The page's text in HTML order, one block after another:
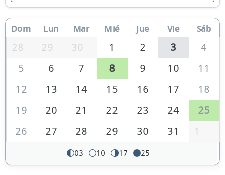
Dom Lun Mar Mié Jue Vie Sáb
28 29 30 1 2 3
4
5
6 7 8 9 10
11
12
13 14 15 16 17
18
19
20 21 22 23 24
25
26
27 28 29 30 31 1
03 10 17 25